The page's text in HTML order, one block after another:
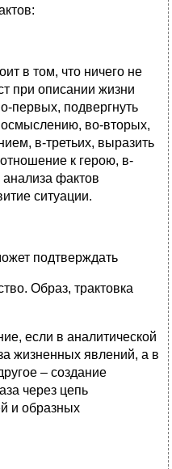
в том, что ничего не
при описании жизни
первых, подвергнуть
во-вторых,
в-третьих, выразить
к герою, в-
фактов
ситуации.
подтверждать
Образ, трактовка
если в аналитической
жизненных явлений, а в
– создание
через цепь
и образных